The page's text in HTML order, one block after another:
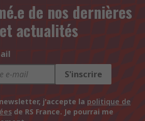
de nos dernières
actualités
S'inscrire
j'accepte la politique de
de RS France. Je pourrai me